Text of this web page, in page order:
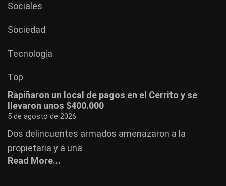
Sociales
Sociedad
Tecnología
Top
Rapiñaron un local de pagos en el Cerrito y se
llevaron unos $400.000
5 de agosto de 2026
Dos delincuentes armados amenazaron a la
propietaria y a una
Read More...